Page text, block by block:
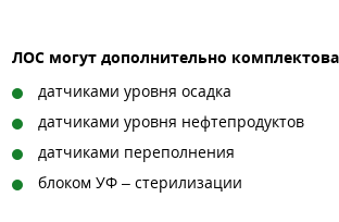
ЛОС могут дополнительно
датчиками уровня осадка
датчиками уровня нефтепродуктов
датчиками переполнения
блоком УФ – стерилизации